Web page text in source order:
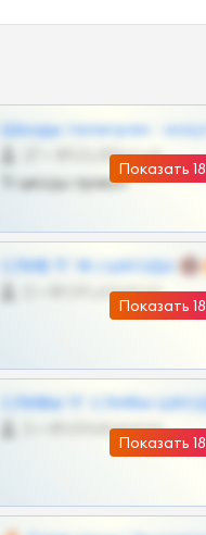
Показать
Шкоды телеграм -
@SZu3ll3sCatt_bot
Тг шкоды приват
Показать
СЛИВ ТГ 18 | ШКОДЫ
@OPLATAPODPSK1BOT
Показать
СЛИВЫ ТГ СЛИВЫ
@VIPARHIVS55BOT